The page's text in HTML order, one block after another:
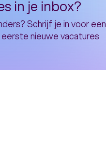
in je inbox?
Schrijf je in voor een
nieuwe vacatures